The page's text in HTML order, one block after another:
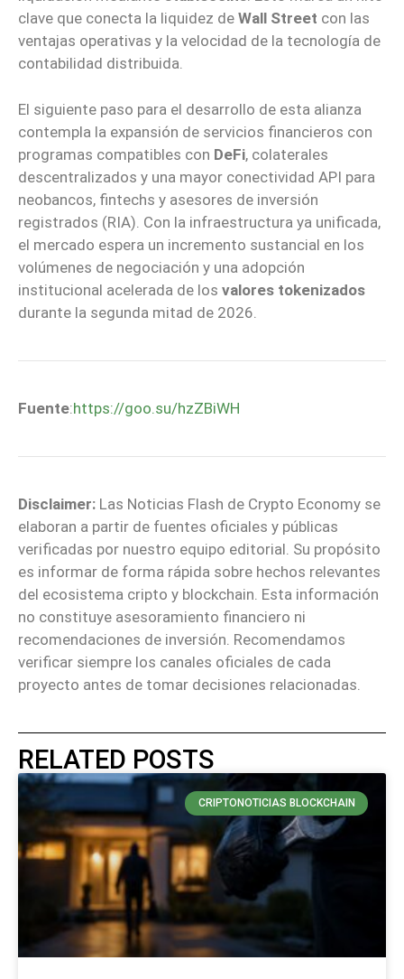
clave que conecta la liquidez de Wall Street con las
ventajas operativas y la velocidad de la tecnología de
contabilidad distribuida.
El siguiente paso para el desarrollo de esta alianza
contempla la expansión de servicios financieros con
programas compatibles con DeFi, colaterales
descentralizados y una mayor conectividad API para
neobancos, fintechs y asesores de inversión
registrados (RIA). Con la infraestructura ya unificada,
el mercado espera un incremento sustancial en los
volúmenes de negociación y una adopción
institucional acelerada de los valores tokenizados
durante la segunda mitad de 2026.
Fuente:https://goo.su/hzZBiWH
Disclaimer: Las Noticias Flash de Crypto Economy se
elaboran a partir de fuentes oficiales y públicas
verificadas por nuestro equipo editorial. Su propósito
es informar de forma rápida sobre hechos relevantes
del ecosistema cripto y blockchain. Esta información
no constituye asesoramiento financiero ni
recomendaciones de inversión. Recomendamos
verificar siempre los canales oficiales de cada
proyecto antes de tomar decisiones relacionadas.
RELATED POSTS
CRIPTONOTICIAS BLOCKCHAIN